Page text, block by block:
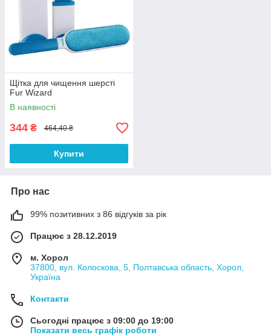
Щітка для чищення шерсті
Fur Wizard
В наявності
344 ₴ 464,40 ₴
Купити
Про нас
99% позитивних з 86 відгуків за рік
Працює з 28.12.2019
м. Хорол
37800, вул. Колоскова, 5, Полтавська область, Хорол,
Україна
Контакти
Сьогодні працює з 09:00 до 19:00
Показати весь графік роботи